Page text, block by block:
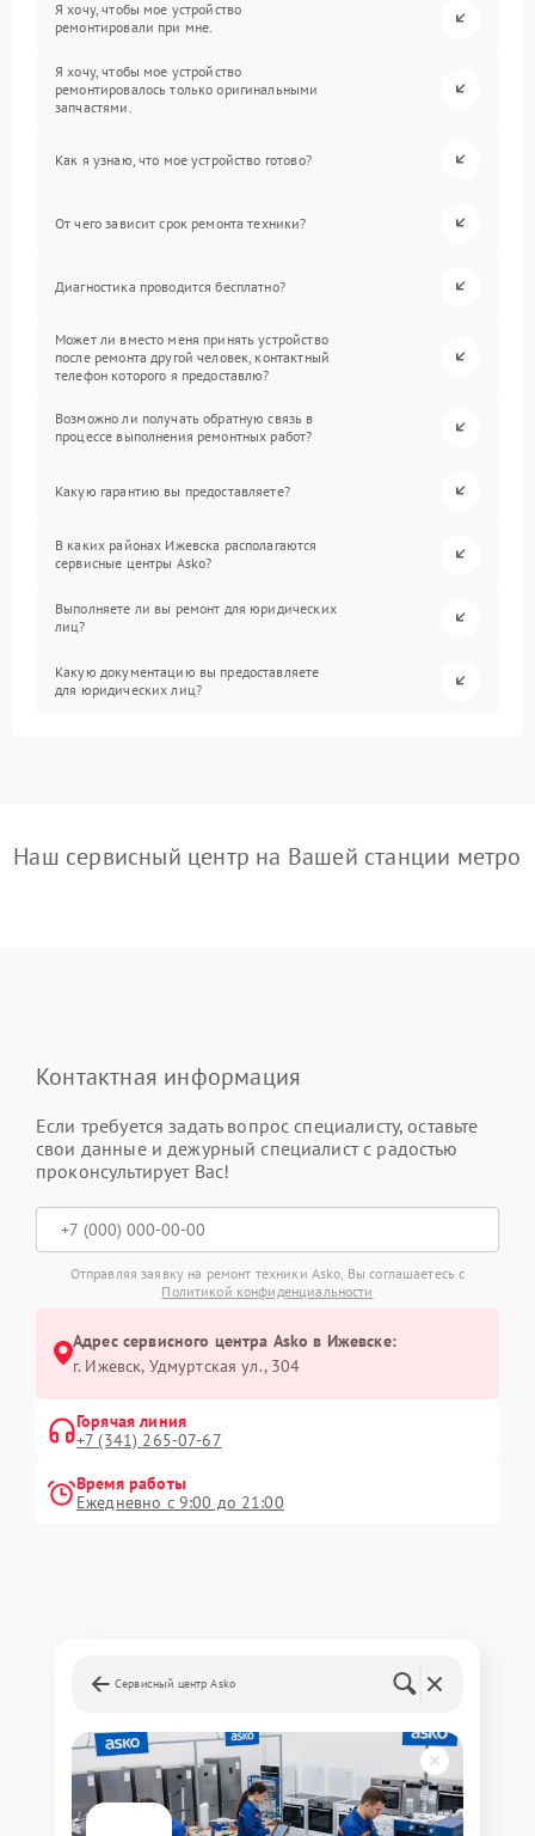
Я хочу, чтобы мое устройство
ремонтировали при мне.
Я хочу, чтобы мое устройство
ремонтировалось только оригинальными
запчастями.
Как я узнаю, что мое устройство готово?
От чего зависит срок ремонта техники?
Диагностика проводится бесплатно?
Может ли вместо меня принять устройство
после ремонта другой человек, контактный
телефон которого я предоставлю?
Возможно ли получать обратную связь в
процессе выполнения ремонтных работ?
Какую гарантию вы предоставляете?
В каких районах Ижевска располагаются
сервисные центры Asko?
Выполняете ли вы ремонт для юридических
лиц?
Какую документацию вы предоставляете
для юридических лиц?
Наш сервисный центр на Вашей станции метро
Контактная информация
Если требуется задать вопрос специалисту, оставьте
свои данные и дежурный специалист с радостью
проконсультирует Вас!
Отправляя заявку на ремонт техники Asko, Вы соглашаетесь с
Политикой конфиденциальности
Адрес сервисного центра Asko в Ижевске:
г. Ижевск, Удмуртская ул., 304
Горячая линия
+7 (341) 265-07-67
Время работы
Ежедневно с 9:00 до 21:00
Сервисный центр Asko